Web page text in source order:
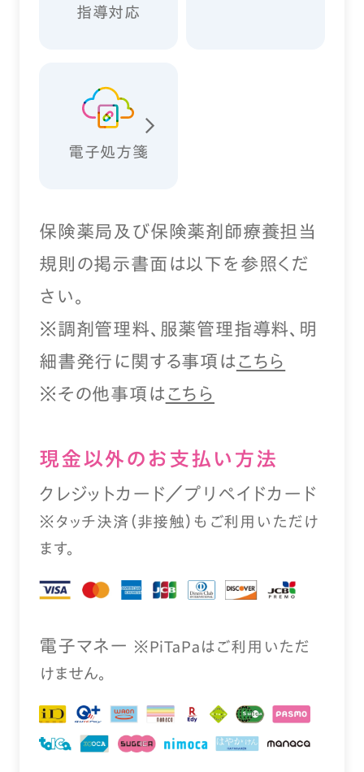
指導対応
電子処方箋
保険薬局及び保険薬剤師療養担当
規則の掲示書面は以下を参照くだ
さい。
※調剤管理料、服薬管理指導料、明
細書発行に関する事項は こちら
※その他事項は こちら
現⾦以外のお⽀払い⽅法
クレジットカード／プリペイドカード
※タッチ決済（⾮接触）もご利⽤いただけ
ます。
電⼦マネー ※PiTaPaはご利⽤いただ
けません。